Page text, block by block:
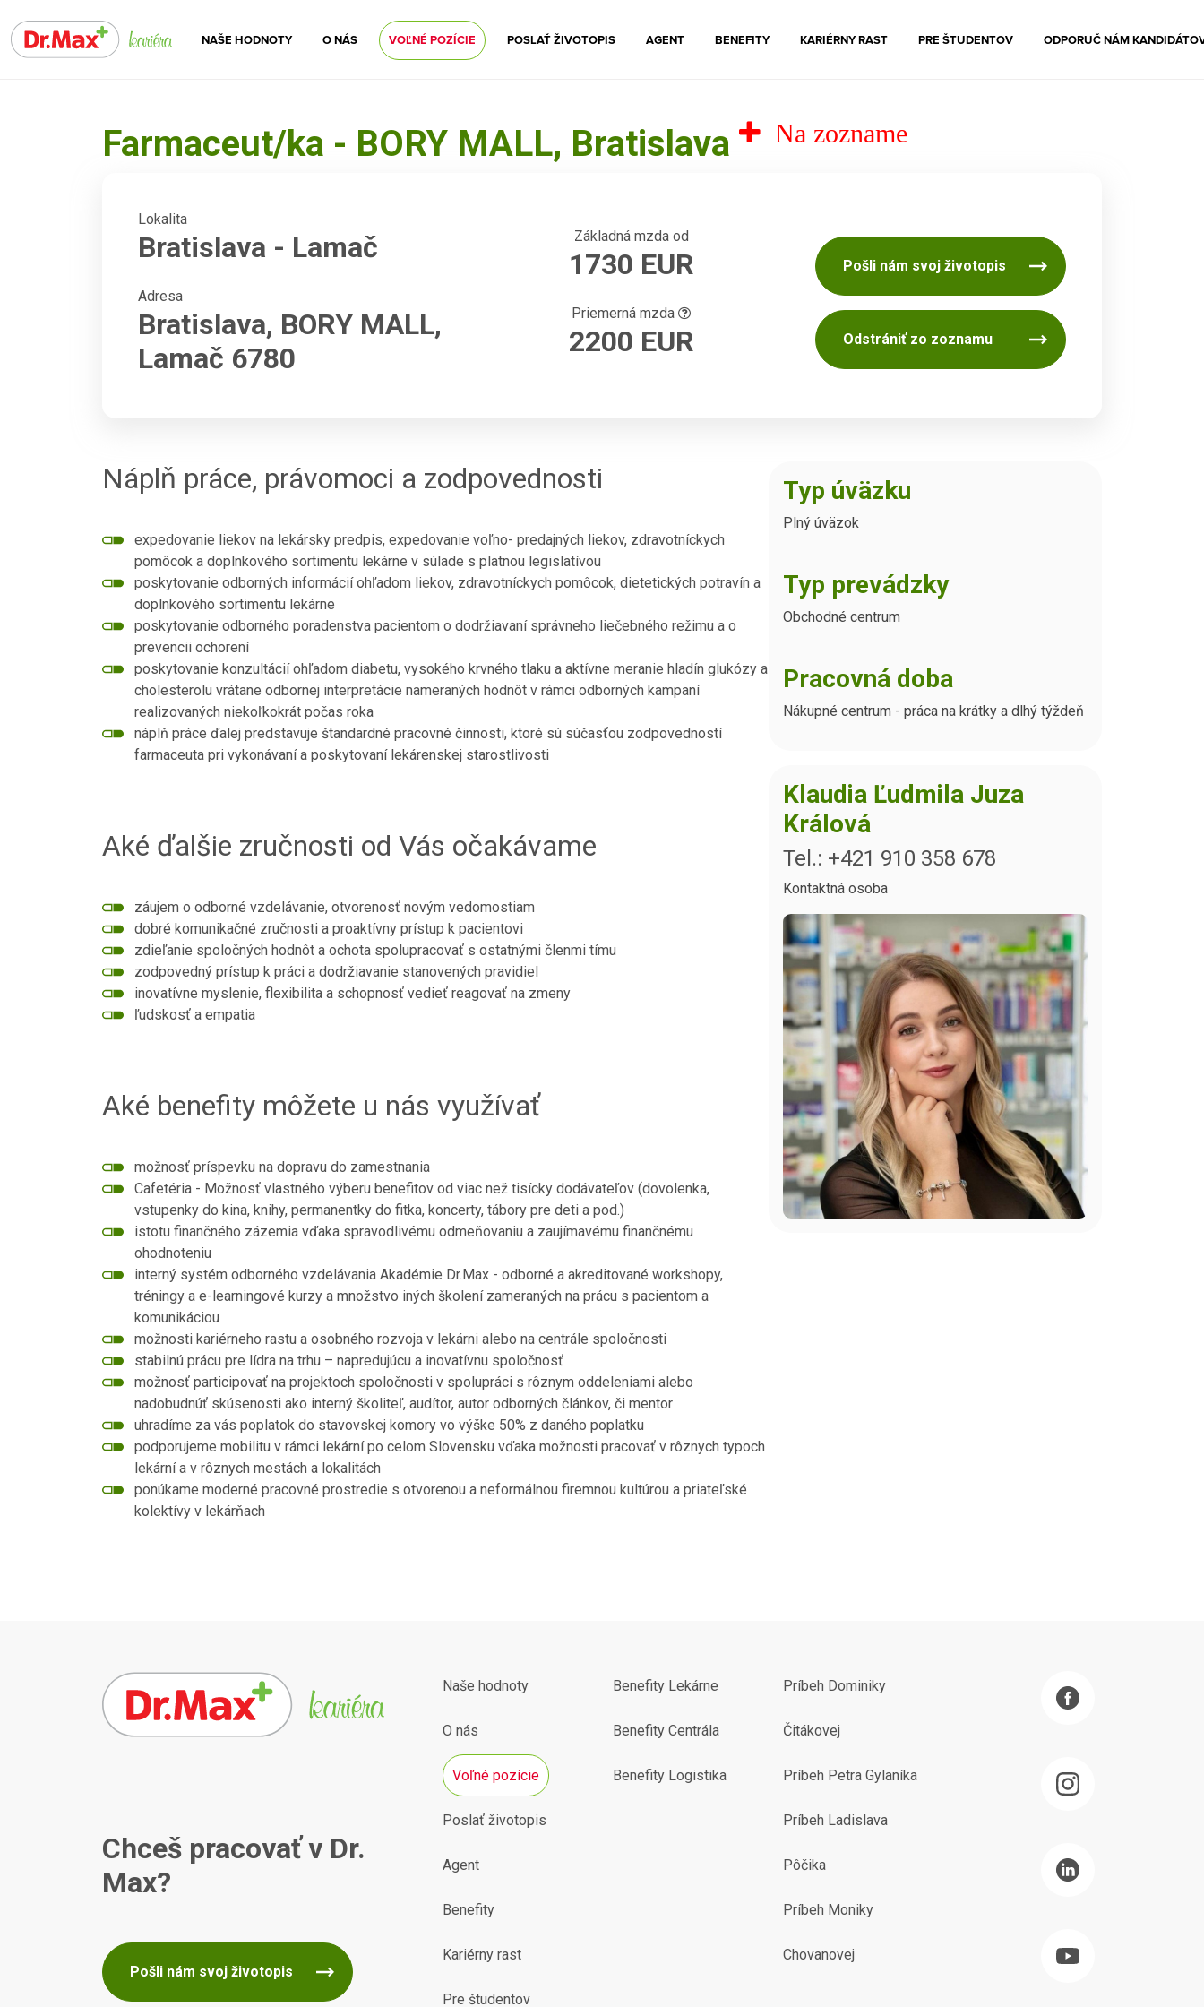
NAŠE HODNOTY O NÁS VOĽNÉ POZÍCIE POSLAŤ ŽIVOTOPIS AGENT BENEFITY KARIÉRNY RAST PRE ŠTUDENTOV ODPORUČ NÁM
Farmaceut/ka - BORY MALL, Bratislava Na zozname
Lokalita
Bratislava - Lamač
Adresa
Bratislava, BORY MALL,
Lamač 6780
Základná mzda od
1730 EUR
Priemerná mzda
2200 EUR
Pošli nám svoj životopis
Odstrániť zo zoznamu
Náplň práce, právomoci a zodpovednosti
expedovanie liekov na lekársky predpis, expedovanie voľno- predajných liekov, zdravotníckych
pomôcok a doplnkového sortimentu lekárne v súlade s platnou legislatívou
poskytovanie odborných informácií ohľadom liekov, zdravotníckych pomôcok, dietetických potravín a
doplnkového sortimentu lekárne
poskytovanie odborného poradenstva pacientom o dodržiavaní správneho liečebného režimu a o
prevencii ochorení
poskytovanie konzultácií ohľadom diabetu, vysokého krvného tlaku a aktívne meranie hladín glukózy a
cholesterolu vrátane odbornej interpretácie nameraných hodnôt v rámci odborných kampaní
realizovaných niekoľkokrát počas roka
náplň práce ďalej predstavuje štandardné pracovné činnosti, ktoré sú súčasťou zodpovedností
farmaceuta pri vykonávaní a poskytovaní lekárenskej starostlivosti
Aké ďalšie zručnosti od Vás očakávame
záujem o odborné vzdelávanie, otvorenosť novým vedomostiam
dobré komunikačné zručnosti a proaktívny prístup k pacientovi
zdieľanie spoločných hodnôt a ochota spolupracovať s ostatnými členmi tímu
zodpovedný prístup k práci a dodržiavanie stanovených pravidiel
inovatívne myslenie, flexibilita a schopnosť vedieť reagovať na zmeny
ľudskosť a empatia
Aké benefity môžete u nás využívať
možnosť príspevku na dopravu do zamestnania
Cafetéria - Možnosť vlastného výberu benefitov od viac než tisícky dodávateľov (dovolenka,
vstupenky do kina, knihy, permanentky do fitka, koncerty, tábory pre deti a pod.)
istotu finančného zázemia vďaka spravodlivému odmeňovaniu a zaujímavému finančnému
ohodnoteniu
interný systém odborného vzdelávania Akadémie Dr.Max - odborné a akreditované workshopy,
tréningy a e-learningové kurzy a množstvo iných školení zameraných na prácu s pacientom a
komunikáciou
možnosti kariérneho rastu a osobného rozvoja v lekárni alebo na centrále spoločnosti
stabilnú prácu pre lídra na trhu – napredujúcu a inovatívnu spoločnosť
možnosť participovať na projektoch spoločnosti v spolupráci s rôznym oddeleniami alebo
nadobudnúť skúsenosti ako interný školiteľ, audítor, autor odborných článkov, či mentor
uhradíme za vás poplatok do stavovskej komory vo výške 50% z daného poplatku
podporujeme mobilitu v rámci lekární po celom Slovensku vďaka možnosti pracovať v rôznych typoch
lekární a v rôznych mestách a lokalitách
ponúkame moderné pracovné prostredie s otvorenou a neformálnou firemnou kultúrou a priateľské
kolektívy v lekárňach
Typ úväzku
Plný úväzok
Typ prevádzky
Obchodné centrum
Pracovná doba
Nákupné centrum - práca na krátky a dlhý týždeň
Klaudia Ľudmila Juza
Králová
Tel.: +421 910 358 678
Kontaktná osoba
Chceš pracovať v Dr.
Max?
Pošli nám svoj životopis
Naše hodnoty
O nás
Voľné pozície
Poslať životopis
Agent
Benefity
Kariérny rast
Pre študentov
Benefity Lekárne
Benefity Centrála
Benefity Logistika
Príbeh Dominiky
Čitákovej
Príbeh Petra Gylaníka
Príbeh Ladislava
Pôčika
Príbeh Moniky
Chovanovej